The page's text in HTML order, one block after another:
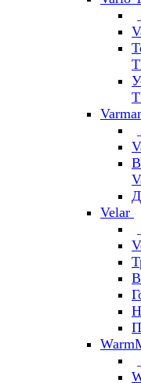
Velar